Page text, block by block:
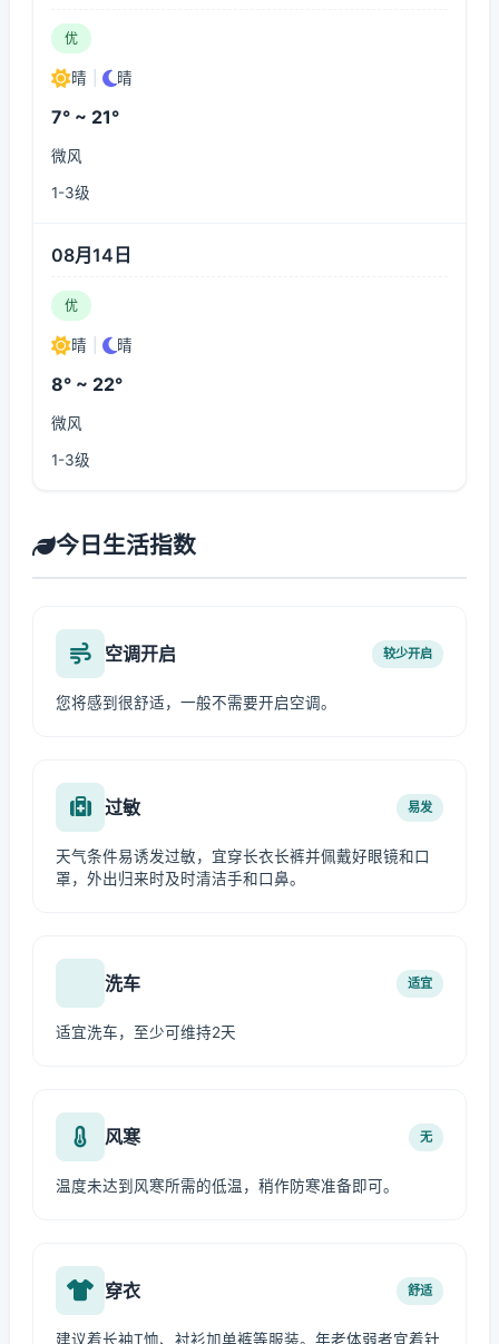
优
晴 晴
7° ~ 21°
微风
1-3级
08月14日
优
晴 晴
8° ~ 22°
微风
1-3级
今日生活指数
空调开启 较少开启
您将感到很舒适，一般不需要开启空调。
过敏 易发
天气条件易诱发过敏，宜穿长衣长裤并佩戴好眼镜和口
罩，外出归来时及时清洁手和口鼻。
洗车 适宜
适宜洗车，至少可维持2天
风寒 无
温度未达到风寒所需的低温，稍作防寒准备即可。
穿衣 舒适
建议着长袖T恤、衬衫加单裤等服装。年老体弱者宜着针